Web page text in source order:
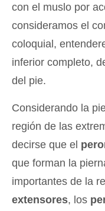
con el muslo por
consideramos el
coloquial,
inferior completo,
del pie.
Considerando la
región de las
decirse que el
que forman la
importantes de la
extensores, los